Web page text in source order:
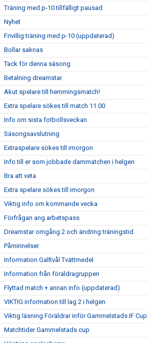
Träning med p-10 tillfälligt pausad
Nyhet
Frivillig träning med p-10 (uppdaterad)
Bollar saknas
Tack för denna säsong
Betalning dreamstar
Akut spelare till hemmingsmatch!
Extra spelare sökes till match 11.00
Info om sista fotbollsveckan
Säsongsavslutning
Extraspelare sökes till imorgon
Info till er som jobbade dammatchen i helgen
Bra att veta
Extra spelare sökes till imorgon
Viktig info om kommande vecka
Förfrågan ang arbetspass
Dreamstar omgång 2 och ändring träningstid
Påminnelser
Information Galltvål Tvättmedel
Information från föräldragruppen
Flyttad match + annan info (uppdaterad)
VIKTIG information till lag 2 i helgen
Viktig läsning Föräldrar inför Gammelstads IF Cup
Matchtider Gammelstads cup